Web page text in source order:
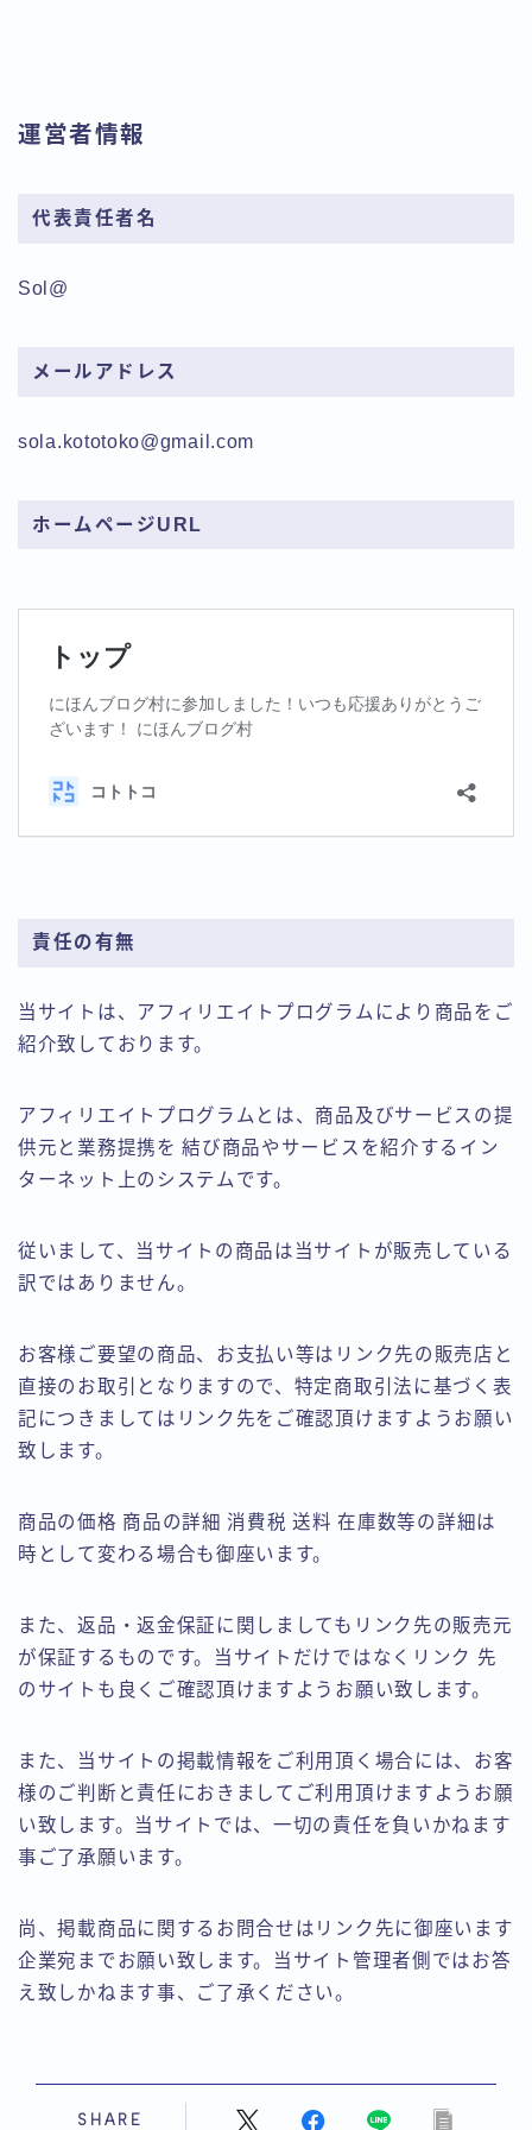
運営者情報
代表責任者名
Sol@
メールアドレス
sola.kototoko@gmail.com
ホームページURL
責任の有無
当サイトは、アフィリエイトプログラムにより商品をご
紹介致しております。
アフィリエイトプログラムとは、商品及びサービスの提
供元と業務提携を 結び商品やサービスを紹介するイン
ターネット上のシステムです。
従いまして、当サイトの商品は当サイトが販売している
訳ではありません。
お客様ご要望の商品、お支払い等はリンク先の販売店と
直接のお取引となりますので、特定商取引法に基づく表
記につきましてはリンク先をご確認頂けますようお願い
致します。
商品の価格 商品の詳細 消費税 送料 在庫数等の詳細は
時として変わる場合も御座います。
また、返品・返金保証に関しましてもリンク先の販売元
が保証するものです。当サイトだけではなくリンク 先
のサイトも良くご確認頂けますようお願い致します。
また、当サイトの掲載情報をご利用頂く場合には、お客
様のご判断と責任におきましてご利用頂けますようお願
い致します。当サイトでは、一切の責任を負いかねます
事ご了承願います。
尚、掲載商品に関するお問合せはリンク先に御座います
企業宛までお願い致します。当サイト管理者側ではお答
え致しかねます事、ご了承ください。
SHARE